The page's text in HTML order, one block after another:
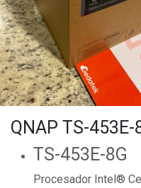
QNAP TS-
TS-453E-8G
Procesador Intel®